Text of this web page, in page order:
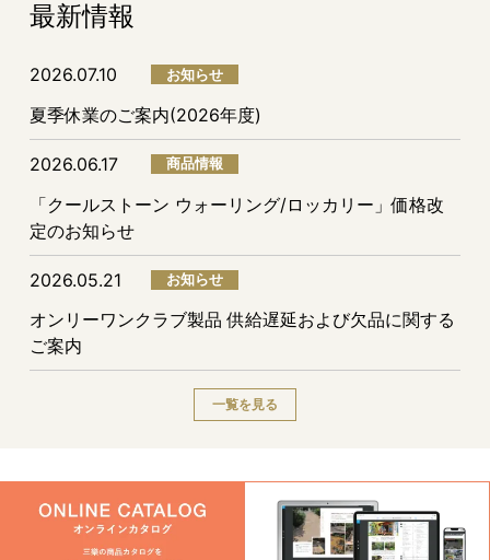
最新情報
2026.07.10 お知らせ
夏季休業のご案内(2026年度)
2026.06.17 商品情報
「クールストーン ウォーリング/ロッカリー」価格改
定のお知らせ
2026.05.21 お知らせ
オンリーワンクラブ製品 供給遅延および欠品に関する
ご案内
一覧を見る